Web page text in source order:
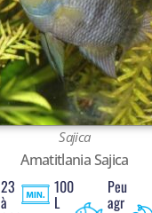
Sajica
Amatitlania Sajica
23
à
100
L
Peu
agr